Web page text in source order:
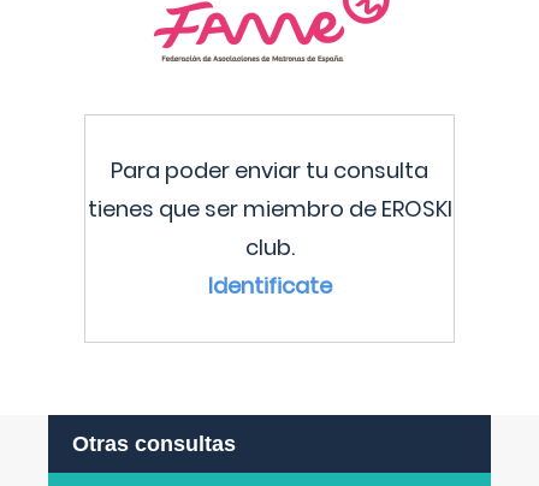
Para poder enviar tu consulta
tienes que ser miembro de EROSKI
club.
Identificate
Otras consultas